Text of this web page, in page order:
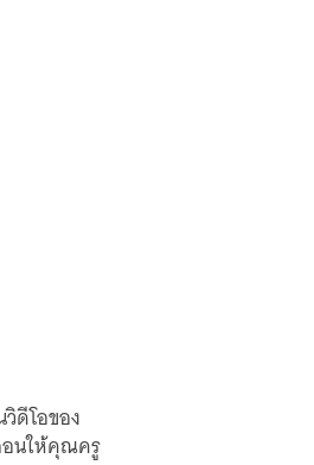
ดีโอของ
อนให้คุณครู